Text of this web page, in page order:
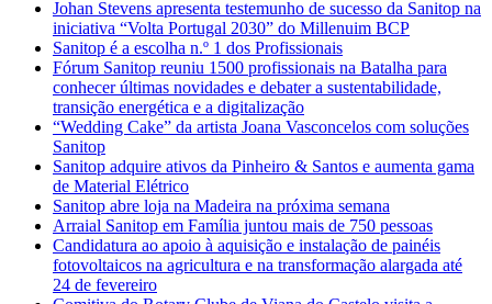
Johan Stevens apresenta testemunho de sucesso da Sanitop na
iniciativa “Volta Portugal 2030” do Millenuim BCP
Sanitop é a escolha n.º 1 dos Profissionais
Fórum Sanitop reuniu 1500 profissionais na Batalha para
conhecer últimas novidades e debater a sustentabilidade,
transição energética e a digitalização
“Wedding Cake” da artista Joana Vasconcelos com soluções
Sanitop
Sanitop adquire ativos da Pinheiro & Santos e aumenta gama
de Material Elétrico
Sanitop abre loja na Madeira na próxima semana
Arraial Sanitop em Família juntou mais de 750 pessoas
Candidatura ao apoio à aquisição e instalação de painéis
fotovoltaicos na agricultura e na transformação alargada até
24 de fevereiro